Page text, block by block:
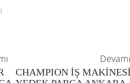
Devamı
CHAMPION İŞ